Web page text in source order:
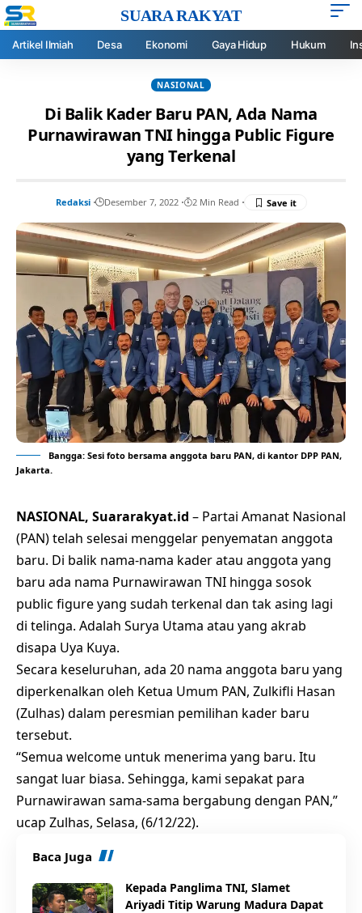
SUARA RAKYAT
Artikel Ilmiah Desa Ekonomi Gaya Hidup Hukum
NASIONAL
Di Balik Kader Baru PAN, Ada Nama
Purnawirawan TNI hingga Public Figure
yang Terkenal
Redaksi Desember 7, 2022 2 Min Read
Bangga: Sesi foto bersama anggota baru PAN, di kantor DPP PAN,
Jakarta.
NASIONAL, Suararakyat.id – Partai Amanat Nasional
(PAN) telah selesai menggelar penyematan anggota
baru. Di balik nama-nama kader atau anggota yang
baru ada nama Purnawirawan TNI hingga sosok
public figure yang sudah terkenal dan tak asing lagi
di telinga. Adalah Surya Utama atau yang akrab
disapa Uya Kuya.
Secara keseluruhan, ada 20 nama anggota baru yang
diperkenalkan oleh Ketua Umum PAN, Zulkifli Hasan
(Zulhas) dalam peresmian pemilihan kader baru
tersebut.
“Semua welcome untuk menerima yang baru. Itu
sangat luar biasa. Sehingga, kami sepakat para
Purnawirawan sama-sama bergabung dengan PAN,”
ucap Zulhas, Selasa, (6/12/22).
Baca Juga
Kepada Panglima TNI, Slamet
Ariyadi Titip Warung Madura Dapat